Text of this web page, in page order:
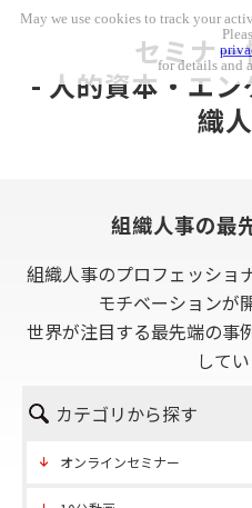
セミナ
- 人的資本・エ
織
組織人事の最
組織人事のプロフェッショ
モチベーションが
世界が注目する最先端の事
してい
カテゴリから探す
オンラインセミナー
May we use cookies to track your
for details and